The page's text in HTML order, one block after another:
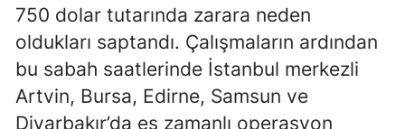
Kastamonu
Kayseri
Kırşehir
750 dolar tutarında zarara neden
oldukları saptandı. Çalışmaların ardından
bu sabah saatlerinde İstanbul merkezli
Artvin, Bursa, Edirne, Samsun ve
Diyarbakır’da eş zamanlı operasyon